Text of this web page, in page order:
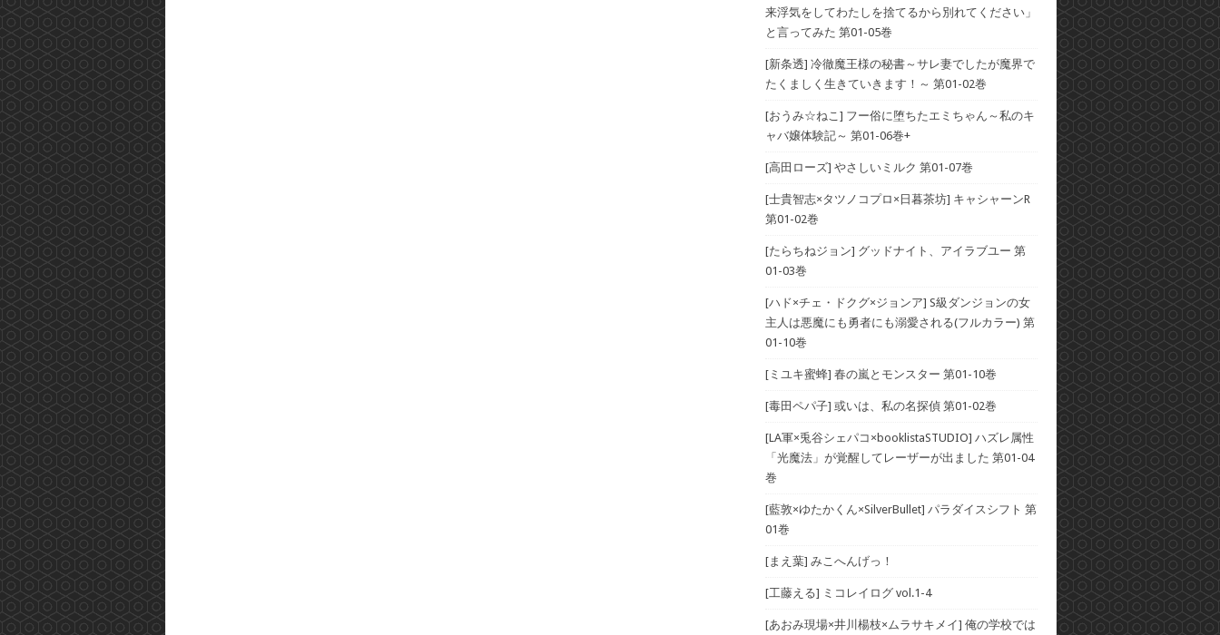
来浮気をしてわたしを捨てるから別れてください」
と言ってみた 第01-05巻
[新条透] 冷徹魔王様の秘書～サレ妻でしたが魔界で
たくましく生きていきます！～ 第01-02巻
[おうみ☆ねこ] フー俗に堕ちたエミちゃん～私のキ
ャバ嬢体験記～ 第01-06巻+
[高田ローズ] やさしいミルク 第01-07巻
[士貴智志×タツノコプロ×日暮茶坊] キャシャーンR
第01-02巻
[たらちねジョン] グッドナイト、アイラブユー 第
01-03巻
[ハド×チェ・ドクグ×ジョンア] S級ダンジョンの女
主人は悪魔にも勇者にも溺愛される(フルカラー) 第
01-10巻
[ミユキ蜜蜂] 春の嵐とモンスター 第01-10巻
[毒田ペパ子] 或いは、私の名探偵 第01-02巻
[LA軍×兎谷シェパコ×booklistaSTUDIO] ハズレ属性
「光魔法」が覚醒してレーザーが出ました 第01-04
巻
[藍敦×ゆたかくん×SilverBullet] パラダイスシフト 第
01巻
[まえ葉] みこへんげっ！
[工藤える] ミコレイログ vol.1-4
[あおみ現場×井川楊枝×ムラサキメイ] 俺の学校では